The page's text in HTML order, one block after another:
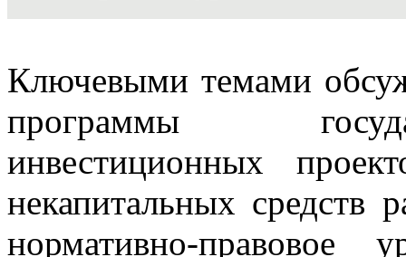
Ключевыми темами
программы
инвестиционных
некапитальных средств
нормативно-правовое